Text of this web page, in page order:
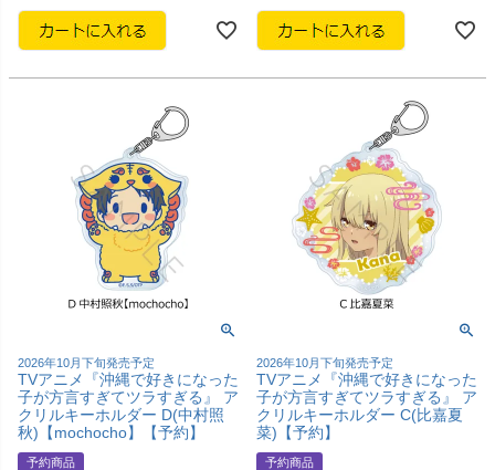
2026年10月下旬発売予定
TVアニメ『沖縄で好きになった
子が方言すぎてツラすぎる』 ア
クリルキーホルダー D(中村照
秋)【mochocho】【予約】
予約商品
2026年10月下旬発売予定
TVアニメ『沖縄で好きになった
子が方言すぎてツラすぎる』 ア
クリルキーホルダー C(比嘉夏
菜)【予約】
予約商品